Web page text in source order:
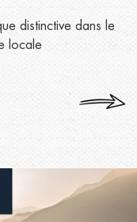
distinctive dans le
locale